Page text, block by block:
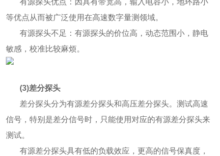
有源探头优点：因具有带宽高，输入电容小，地环路小
等优点从而被广泛使用在高速数字量测领域。
有源探头不足：有源探头的价位高，动态范围小，静电
敏感，校准比较麻烦。
(3)差分探头
差分探头分为有源差分探头和高压差分探头。测试高速
信号，特别是差分信号时，只能使用对应的有源差分探头来
测试。
有源差分探头具有低的负载效应，更高的信号保真度，